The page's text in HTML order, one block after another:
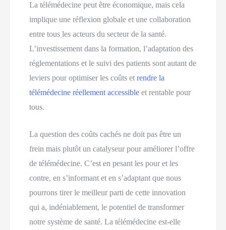
La télémédecine peut être économique, mais cela
implique une réflexion globale et une collaboration
entre tous les acteurs du secteur de la santé.
L’investissement dans la formation, l’adaptation des
réglementations et le suivi des patients sont autant de
leviers pour optimiser les coûts etrendre la
télémédecine réellement accessible et rentable pour
tous.
La question des coûts cachés ne doit pas être un
frein mais plutôt un catalyseur pour améliorer l’offre
de télémédecine. C’est en pesant les pour et les
contre, en s’informant et en s’adaptant que nous
pourrons tirer le meilleur parti de cette innovation
qui a, indéniablement, le potentiel de transformer
notre système de santé. La télémédecine est-elle